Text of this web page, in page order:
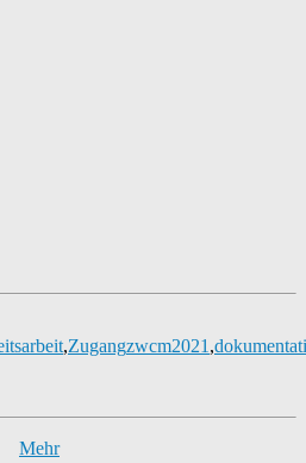
,Zugangzwcm2021,
Mehr